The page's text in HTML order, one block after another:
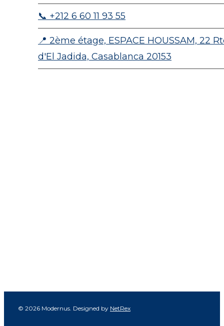
📞 +212 6 60 11 93 55
📍 2ème étage, ESPACE HOUSSAM, 22
d'El Jadida, Casablanca 20153
© 2026 Modernus. Designed by NetRex